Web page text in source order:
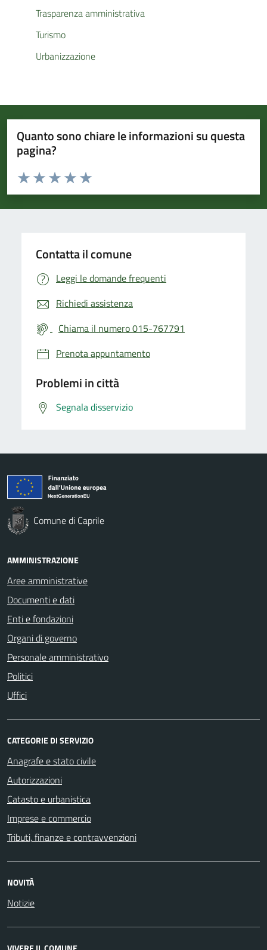
Trasparenza amministrativa
Turismo
Urbanizzazione
Quanto sono chiare le informazioni su questa
pagina?
Valuta da 1 a 5 stelle la pagina
Valuta 5 stelle su 5
Valuta 4 stelle su 5
Valuta 3 stelle su 5
Valuta 2 stelle su 5
Valuta 1 stelle su 5
Contatta il comune
Leggi le domande frequenti
Richiedi assistenza
Chiama il numero 015-767791
Prenota appuntamento
Problemi in città
Segnala disservizio
Comune di Caprile
AMMINISTRAZIONE
Aree amministrative
Documenti e dati
Enti e fondazioni
Organi di governo
Personale amministrativo
Politici
Uffici
CATEGORIE DI SERVIZIO
Anagrafe e stato civile
Autorizzazioni
Catasto e urbanistica
Imprese e commercio
Tributi, finanze e contravvenzioni
NOVITÀ
Notizie